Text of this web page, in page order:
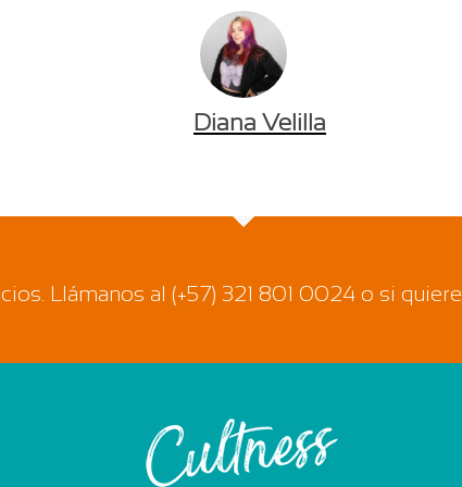
Diana Velilla
Llámanos al (+57) 321 801 0024 o si